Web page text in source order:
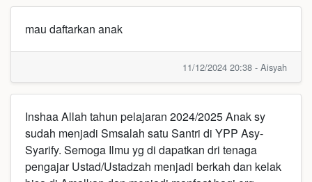
mau daftarkan anak
11/12/2024 20:38 - Aisyah
Inshaa Allah tahun pelajaran 2024/2025 Anak sy
sudah menjadi Smsalah satu Santri di YPP Asy-
Syarify. Semoga Ilmu yg di dapatkan dri tenaga
pengajar Ustad/Ustadzah menjadi berkah dan kelak